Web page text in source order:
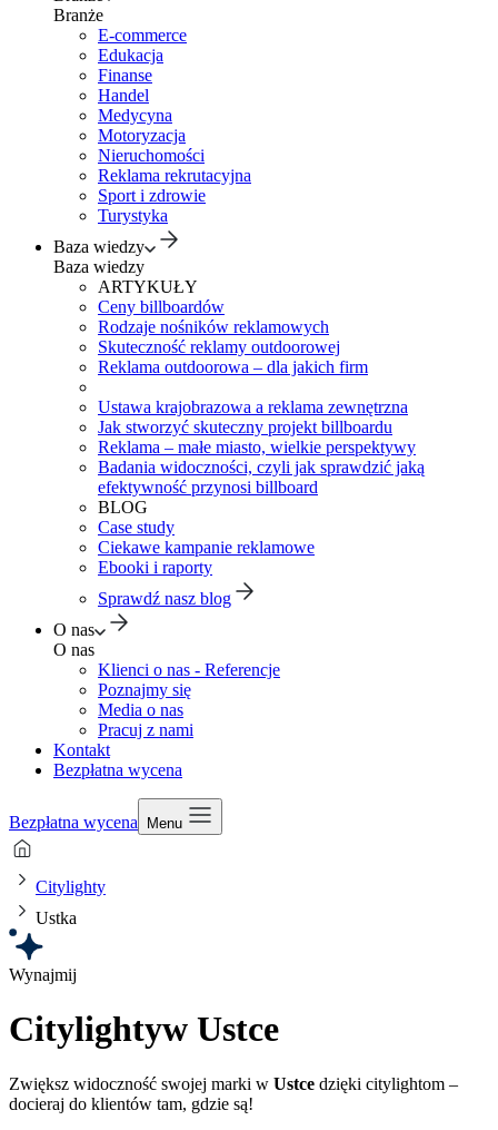
Branże
E-commerce
Edukacja
Finanse
Handel
Medycyna
Motoryzacja
Nieruchomości
Reklama rekrutacyjna
Sport i zdrowie
Turystyka
Baza wiedzy
Baza wiedzy
ARTYKUŁY
Ceny billboardów
Rodzaje nośników reklamowych
Skuteczność reklamy outdoorowej
Reklama outdoorowa – dla jakich firm
Ustawa krajobrazowa a reklama zewnętrzna
Jak stworzyć skuteczny projekt billboardu
Reklama – małe miasto, wielkie perspektywy
Badania widoczności, czyli jak sprawdzić jaką
efektywność przynosi billboard
BLOG
Case study
Ciekawe kampanie reklamowe
Ebooki i raporty
Sprawdź nasz blog
O nas
O nas
Klienci o nas - Referencje
Poznajmy się
Media o nas
Pracuj z nami
Kontakt
Bezpłatna wycena
Bezpłatna wycena Menu
Citylighty
Ustka
Wynajmij
Citylightyw Ustce
Zwiększ widoczność swojej marki w Ustce dzięki citylightom –
docieraj do klientów tam, gdzie są!